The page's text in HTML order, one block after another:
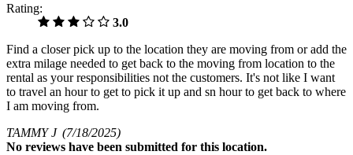
Rating:
3.0
Find a closer pick up to the location they are moving from or add the
extra milage needed to get back to the moving from location to the
rental as your responsibilities not the customers. It's not like I want
to travel an hour to get to pick it up and sn hour to get back to where
I am moving from.
TAMMY J (7/18/2025)
No reviews have been submitted for this location.